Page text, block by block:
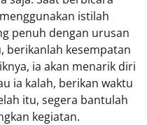
istilah
penuh dengan urusan
berikanlah kesempatan
ia akan menarik diri
ia kalah, berikan waktu
itu, segera bantulah
kegiatan.